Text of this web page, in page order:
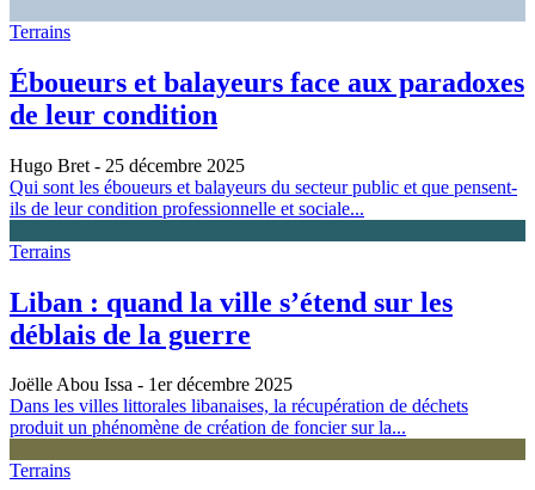
Terrains
Éboueurs et balayeurs face aux paradoxes
de leur condition
Hugo Bret - 25 décembre 2025
Qui sont les éboueurs et balayeurs du secteur public et que pensent-
ils de leur condition professionnelle et sociale...
Terrains
Liban : quand la ville s’étend sur les
déblais de la guerre
Joëlle Abou Issa - 1er décembre 2025
Dans les villes littorales libanaises, la récupération de déchets
produit un phénomène de création de foncier sur la...
Terrains